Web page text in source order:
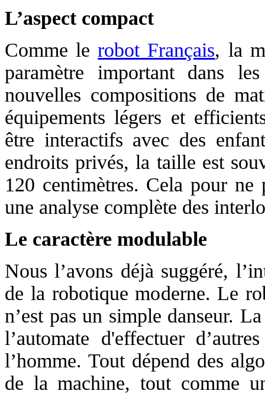
L’aspect compact
Comme lerobot Français, la
paramètre important dans
nouvelles compositions de
équipements légers et
être interactifs avec des
endroits privés, la taille est
120 centimètres. Cela pour
une analyse complète des
Le caractère modulable
Nous l’avons déjà suggéré,
de la robotique moderne. Le
n’est pas un simple danseur.
l’automate d'effectuer
l’homme. Tout dépend des
de la machine, tout comme